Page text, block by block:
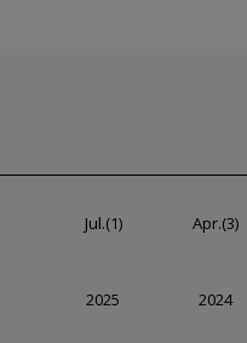
Jul.(1) Apr.(3)
2025 2024